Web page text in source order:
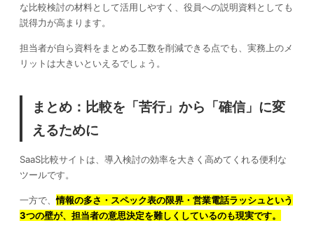
な比較検討の材料として活用しやすく、役員への説明資料としても
説得力が高まります。
担当者が自ら資料をまとめる工数を削減できる点でも、実務上のメ
リットは大きいといえるでしょう。
まとめ：比較を「苦行」から「確信」に変
えるために
SaaS比較サイトは、導入検討の効率を大きく高めてくれる便利な
ツールです。
一方で、情報の多さ・スペック表の限界・営業電話ラッシュという
3つの壁が、担当者の意思決定を難しくしているのも現実です。